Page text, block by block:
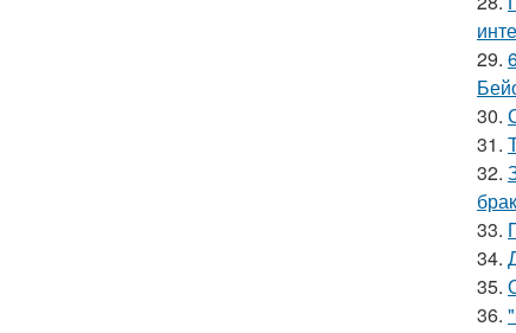
29.
30.
31.
32.
33.
34.
35.
36.